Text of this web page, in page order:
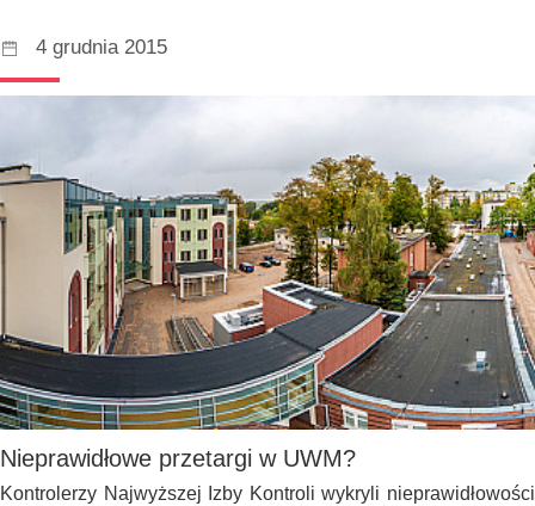
4 grudnia 2015
Nieprawidłowe przetargi w UWM?
Kontrolerzy Najwyższej Izby Kontroli wykryli nieprawidłowości